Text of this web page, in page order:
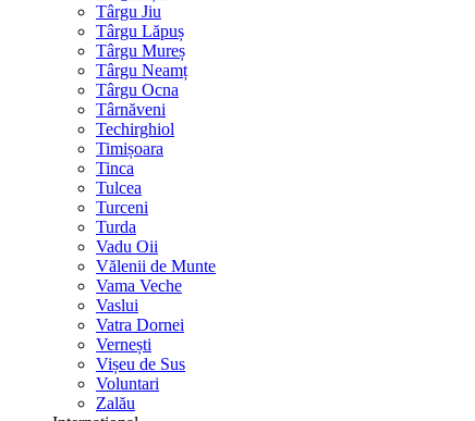
Târgu Jiu
Târgu Lăpuș
Târgu Mureș
Târgu Neamț
Târgu Ocna
Târnăveni
Techirghiol
Timișoara
Tinca
Tulcea
Turceni
Turda
Vadu Oii
Vălenii de Munte
Vama Veche
Vaslui
Vatra Dornei
Vernești
Vișeu de Sus
Voluntari
Zalău